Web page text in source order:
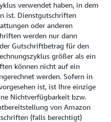
verwendet haben, in dem
ist. Dienstgutschriften
oder anderen
werden nur dann
Gutschriftbetrag für den
größer als ein
können nicht auf ein
werden. Sofern in
ist, ist Ihre einzige
Nichtverfügbarkeit bzw.
von Amazon
(falls berechtigt)